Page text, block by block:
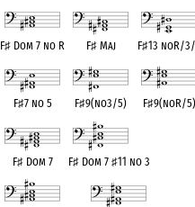
F♯ Dom 7 no R F♯Maj F♯13 noR/
F♯7 no 5 F♯9(no3/5) F♯9(noR/5)
F♯Dom 7 F♯ Dom 7♯11 no 3